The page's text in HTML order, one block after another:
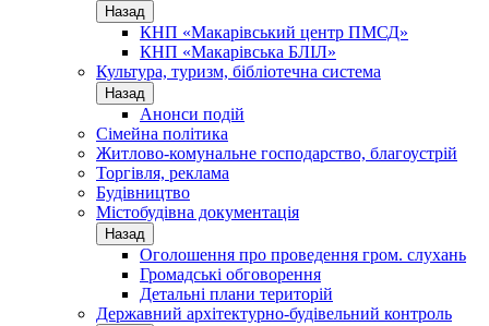
Назад
КНП «Макарівський центр ПМСД»
КНП «Макарівська БЛІЛ»
Культура, туризм, бібліотечна система
Назад
Анонси подій
Сімейна політика
Житлово-комунальне господарство, благоустрій
Торгівля, реклама
Будівництво
Містобудівна документація
Назад
Оголошення про проведення гром. слухань
Громадські обговорення
Детальні плани територій
Державний архітектурно-будівельний контроль